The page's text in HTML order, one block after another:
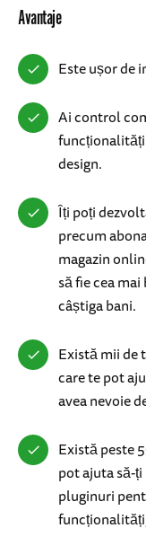
Avantaje
Este ușor de
Ai control
design.
Îți poți
precum
magazin
să fie cea
câștiga bani.
Există mii de
care te pot
avea nevoie
Există peste
pot ajuta să-
pluginuri